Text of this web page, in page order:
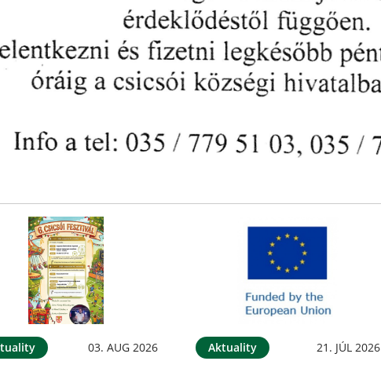
03. AUG 2026 Aktuality 21. JÚL 2026